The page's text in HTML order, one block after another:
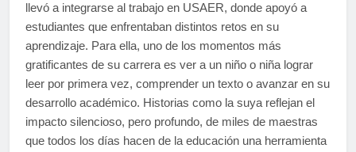
llevó a integrarse al trabajo en USAER, donde apoyó a
estudiantes que enfrentaban distintos retos en su
aprendizaje. Para ella, uno de los momentos más
gratificantes de su carrera es ver a un niño o niña lograr
leer por primera vez, comprender un texto o avanzar en su
desarrollo académico. Historias como la suya reflejan el
impacto silencioso, pero profundo, de miles de maestras
que todos los días hacen de la educación una herramienta